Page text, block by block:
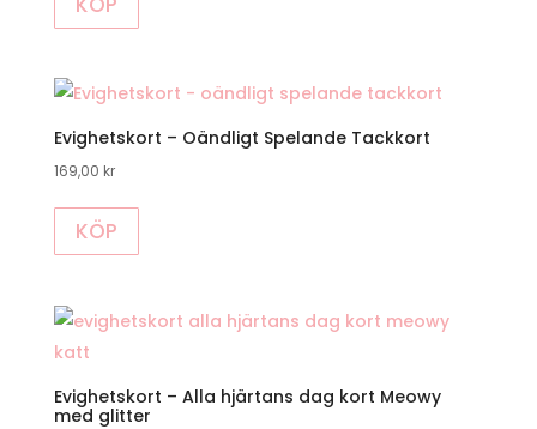
Evighetskort – Oändligt Spelande Tackkort
169,00 kr
KÖP
Evighetskort – Alla hjärtans dag kort Meowy
med glitter